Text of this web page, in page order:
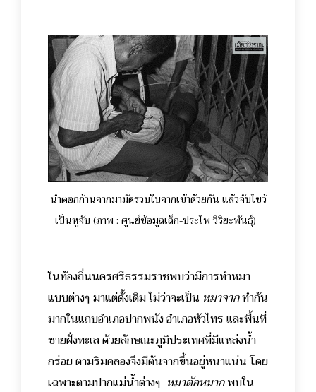
นำตอกก้านจากมามัดรวบใบจากเข้าด้วยกัน แล้วจับไขว้
เป็นหูจับ (ภาพ : ศูนย์ข้อมูลเล็ก-ประไพ วิริยะพันธุ์)
ในท้องถิ่นนครศรีธรรมราชพบว่ามีการทำหมา
แบบต่างๆ มาแต่ดั้งเดิม ไม่ว่าจะเป็น หมาจากทำกัน
มากในแถบอำเภอปากพนัง อำเภอหัวไทร และพื้นที่
ชายฝั่งทะเล ด้วยลักษณะภูมิประเทศที่มีแหล่งน้ำ
กร่อย ตามริมคลองจึงมีต้นจากขึ้นอยู่หนาแน่น โดย
เฉพาะตามปากแม่น้ำต่างๆ หมาต้อหมากพบใน